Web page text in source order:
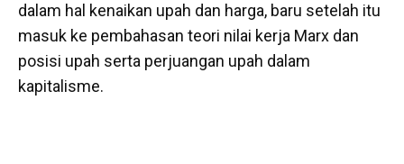
dalam hal kenaikan upah dan harga, baru setelah itu
masuk ke pembahasan teori nilai kerja Marx dan
posisi upah serta perjuangan upah dalam
kapitalisme.